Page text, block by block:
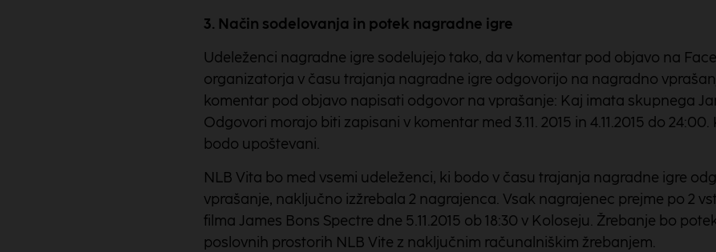
3. Način sodelovanja in potek nagradne igre
Udeleženci nagradne igre sodelujejo tako, da v komentar pod objavo na
organizatorja v času trajanja nagradne igre odgovorijo na nagradno
komentar pod objavo napisati odgovor na vprašanje: Kaj imata skupnega
Odgovori morajo biti zapisani v komentar med 3.11. 2015 in 4.11.2015 do
bodo upoštevani.
NLB Vita bo med vsemi udeleženci, ki bodo v času trajanja nagradne igre
vprašanje, naključno izžrebala 2 nagrajenca. Vsak nagrajenec prejme po 2
filma James Bons Spectre dne 5.11.2015 ob 18:30 v Koloseju. Žrebanje bo
poslovnih prostorih NLB Vite z naključnim računalniškim žrebanjem.